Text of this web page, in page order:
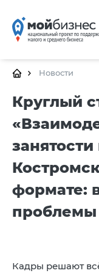
Новости
Круглый
формате:
проблемы
Кадры решают